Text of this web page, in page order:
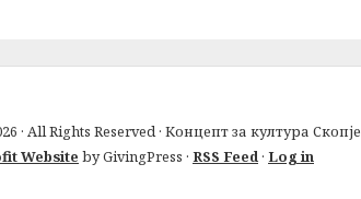
· All Rights Reserved · Концепт за култура Скопје
Website by GivingPress · RSS Feed· Log in